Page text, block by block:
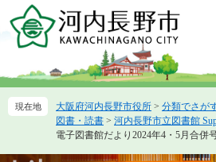
ー
先
ニ
を
大阪府河内長野市役所 > 分類でさが
図書・読書 > 河内長野市立図書館
電子図書館だより2024年4・5月合併